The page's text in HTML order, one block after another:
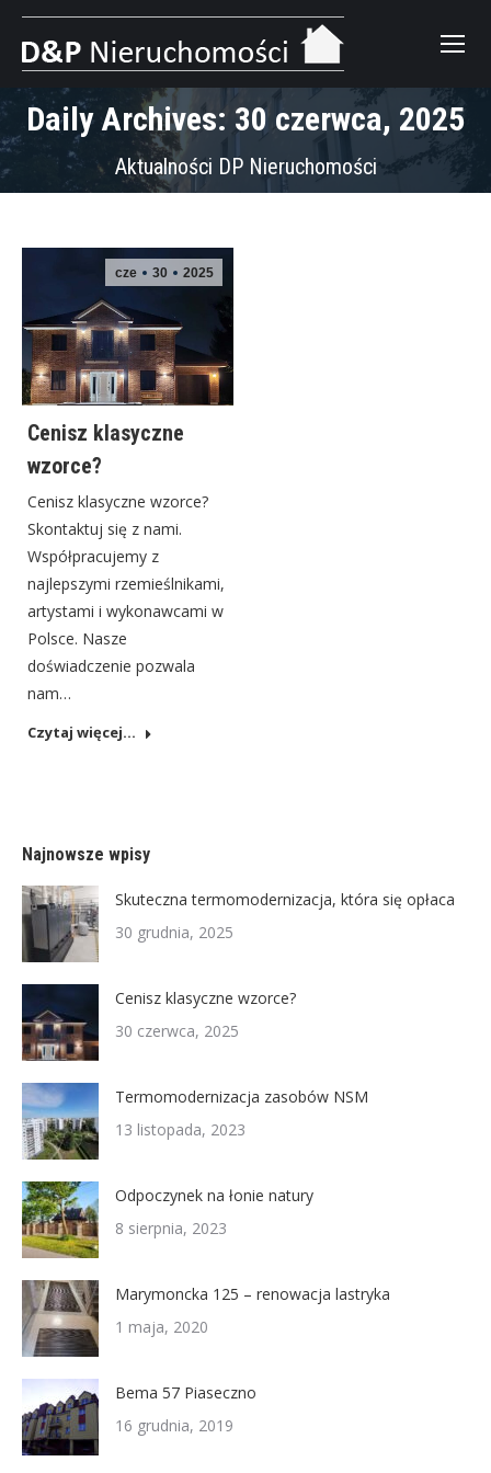
Daily Archives: 30 czerwca, 2025
Aktualności DP Nieruchomości
cze 30 2025
Cenisz klasyczne
wzorce?
Cenisz klasyczne wzorce?
Skontaktuj się z nami.
Współpracujemy z
najlepszymi rzemieślnikami,
artystami i wykonawcami w
Polsce. Nasze
doświadczenie pozwala
nam…
Czytaj więcej...
Najnowsze wpisy
Skuteczna termomodernizacja, która się opłaca
30 grudnia, 2025
Cenisz klasyczne wzorce?
30 czerwca, 2025
Termomodernizacja zasobów NSM
13 listopada, 2023
Odpoczynek na łonie natury
8 sierpnia, 2023
Marymoncka 125 – renowacja lastryka
1 maja, 2020
Bema 57 Piaseczno
16 grudnia, 2019